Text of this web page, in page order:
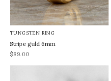
TUNGSTEN RING
Stripe guld 6mm
REA-pris
$89.00